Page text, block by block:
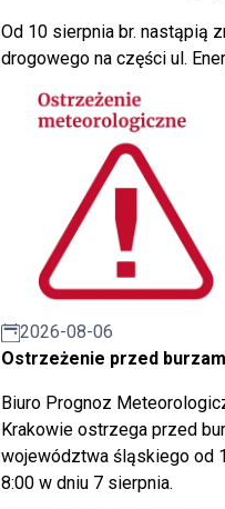
Od 10 sierpnia br. nastąpią
drogowego na części ul.
2026-08-06
Ostrzeżenie przed
Biuro Prognoz
Krakowie ostrzega przed
województwa śląskiego od
8:00 w dniu 7 sierpnia.